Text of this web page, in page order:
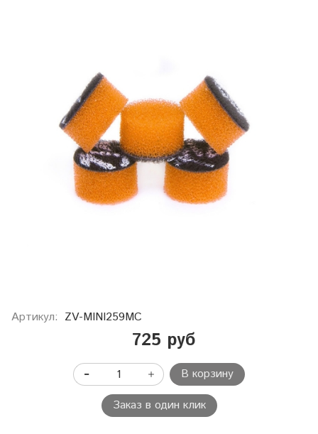
Артикул: ZV-MINI259MC
725 руб
В корзину
Заказ в один клик